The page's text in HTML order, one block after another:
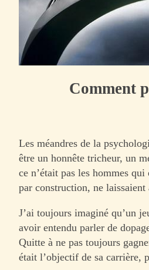
Comment
Les méandres de la
être un honnête tricheur, un
ce n’était pas les hommes
par construction, ne
J’ai toujours imaginé qu’un
avoir entendu parler de
Quitte à ne pas toujours
était l’objectif de sa carrière,